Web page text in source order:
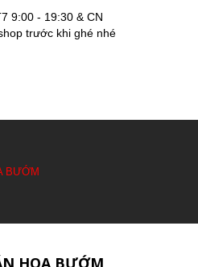
9:00 - 19:30 & CN
trước khi ghé nhé
BƯỚM
HOA BƯỚM